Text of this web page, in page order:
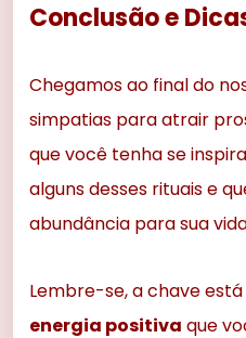
Conclusão e
Chegamos ao final do
simpatias para atrair
que você tenha se
alguns desses rituais e
abundância para sua
Lembre-se, a chave
energia positiva que